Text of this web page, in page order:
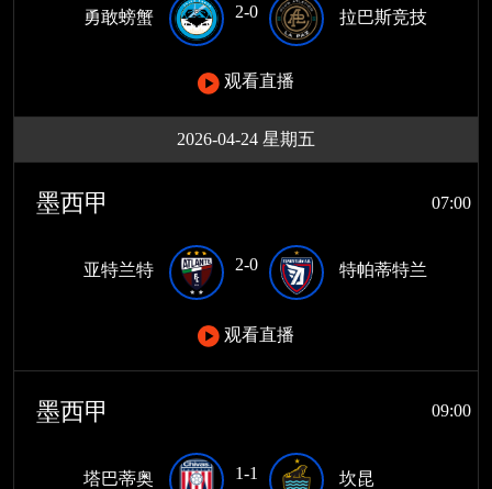
勇敢螃蟹 2-0 拉巴斯竞技
观看直播
2026-04-24 星期五
墨西甲 07:00
亚特兰特 2-0 特帕蒂特兰
观看直播
墨西甲 09:00
塔巴蒂奥 1-1 坎昆